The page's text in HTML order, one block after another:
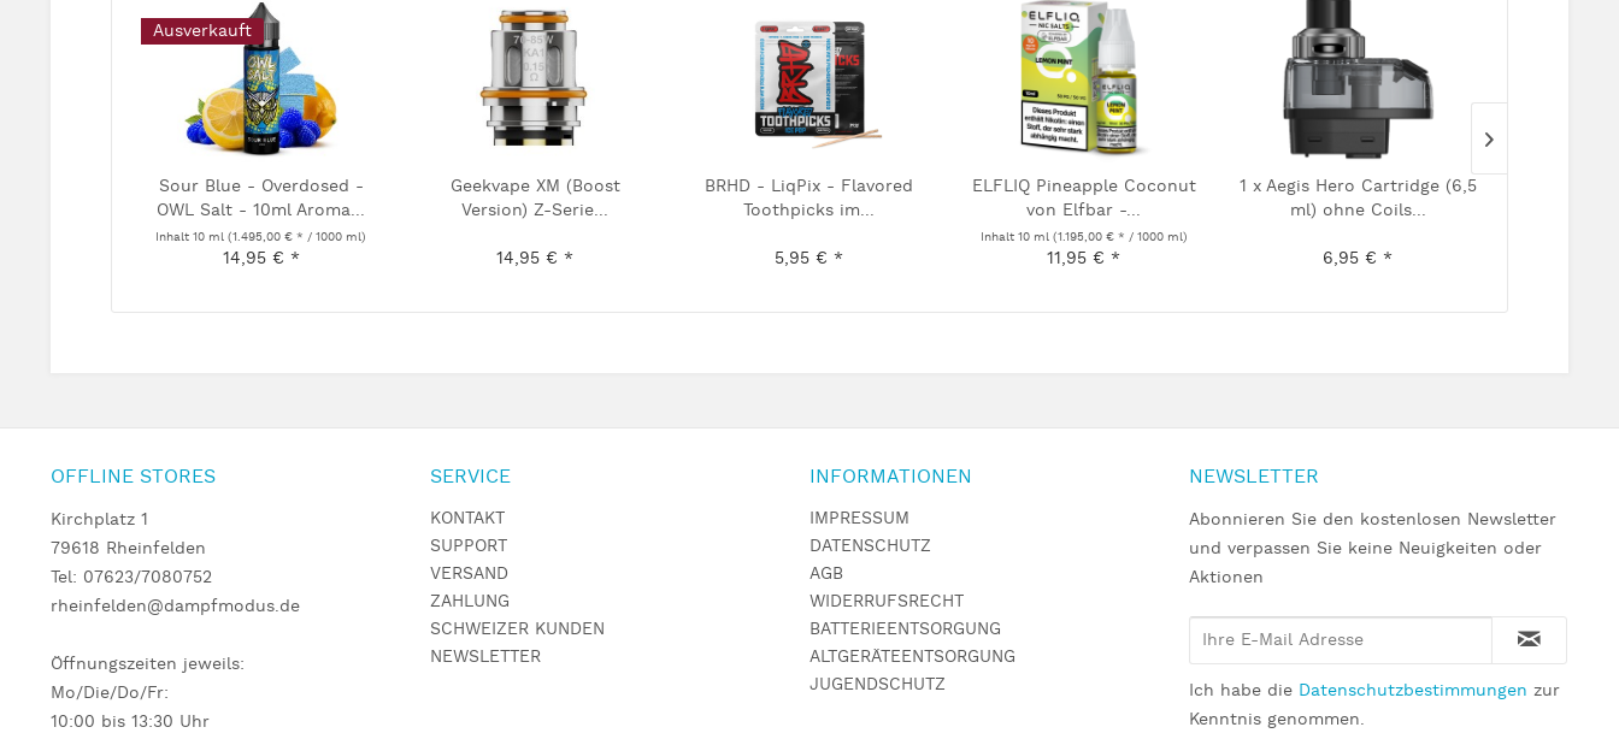
Ausverkauft
Sour Blue - Overdosed -
OWL Salt - 10ml Aroma...
Inhalt10 ml(1.495,00 € * / 1000 ml)
14,95 € *
Geekvape XM (Boost
Version) Z-Serie...
14,95 € *
BRHD - LiqPix - Flavored
Toothpicks im...
5,95 € *
ELFLIQ Pineapple Coconut
von Elfbar -...
Inhalt 10 ml (1.195,00 € * / 1000 ml)
11,95 € *
1 x Aegis Hero Cartridge (6,5
ml) ohne Coils...
6,95 € *
OFFLINE STORES
Kirchplatz 1
79618 Rheinfelden
Tel: 07623/7080752
rheinfelden@dampfmodus.de
Öffnungszeiten jeweils:
Mo/Die/Do/Fr:
10:00 bis 13:30 Uhr
SERVICE
KONTAKT
SUPPORT
VERSAND
ZAHLUNG
SCHWEIZER KUNDEN
NEWSLETTER
INFORMATIONEN
IMPRESSUM
DATENSCHUTZ
AGB
WIDERRUFSRECHT
BATTERIEENTSORGUNG
ALTGERÄTEENTSORGUNG
JUGENDSCHUTZ
NEWSLETTER
Abonnieren Sie den kostenlosen Newsletter
und verpassen Sie keine Neuigkeiten oder
Aktionen
Ich habe die Datenschutzbestimmungen zur
Kenntnis genommen.